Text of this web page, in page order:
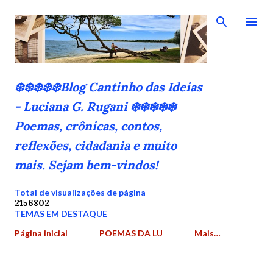
Pular para o conteúdo principal
❄️❄️❄️❄️❄️Blog Cantinho das Ideias
- Luciana G. Rugani ❄️❄️❄️❄️❄️
Poemas, crônicas, contos,
reflexões, cidadania e muito
mais. Sejam bem-vindos!
Total de visualizações de página
2156802
TEMAS EM DESTAQUE
Página inicial
POEMAS DA LU Mais…